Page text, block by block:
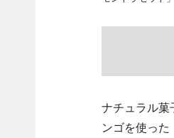
ナチュラル
ンゴを使った